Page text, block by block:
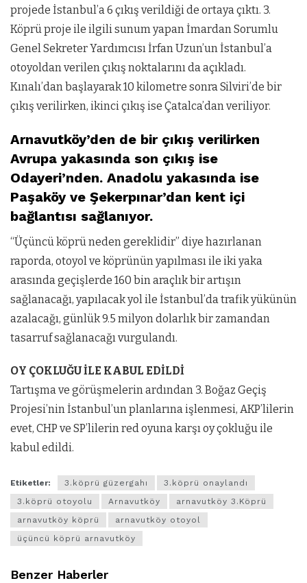
projede İstanbul’a 6 çıkış verildiği de ortaya çıktı. 3.
Köprü proje ile ilgili sunum yapan İmardan Sorumlu
Genel Sekreter Yardımcısı İrfan Uzun’un İstanbul’a
otoyoldan verilen çıkış noktalarını da açıkladı.
Kınalı’dan başlayarak 10 kilometre sonra Silviri’de bir
çıkış verilirken, ikinci çıkış ise Çatalca’dan veriliyor.
Arnavutköy’den de bir çıkış verilirken
Avrupa yakasında son çıkış ise
Odayeri’nden. Anadolu yakasında ise
Paşaköy ve Şekerpınar’dan kent içi
bağlantısı sağlanıyor.
“Üçüncü köprü neden gereklidir” diye hazırlanan
raporda, otoyol ve köprünün yapılması ile iki yaka
arasında geçişlerde 160 bin araçlık bir artışın
sağlanacağı, yapılacak yol ile İstanbul’da trafik yükünün
azalacağı, günlük 9.5 milyon dolarlık bir zamandan
tasarruf sağlanacağı vurgulandı.
OY ÇOKLUĞU İLE KABUL EDİLDİ
Tartışma ve görüşmelerin ardından 3. Boğaz Geçiş
Projesi’nin İstanbul’un planlarına işlenmesi, AKP’lilerin
evet, CHP ve SP’lilerin red oyuna karşı oy çokluğu ile
kabul edildi.
Etiketler: 3.köprü güzergahı
3.köprü onaylandı
3.köprü otoyolu
Arnavutköy
arnavutköy 3.Köprü
arnavutköy köprü
arnavutköy otoyol
üçüncü köprü arnavutköy
Benzer Haberler